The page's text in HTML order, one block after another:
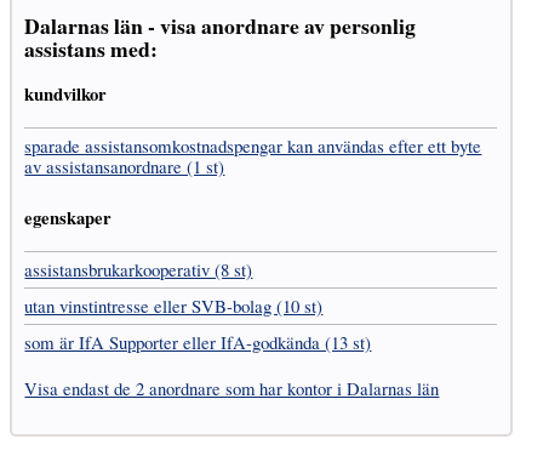
Dalarnas län - visa anordnare av personlig
assistans med:
kundvilkor
sparade assistans­omkostnads­pengar kan användas efter ett byte
av assistans­anordnare (1 st)
egenskaper
assistans­brukar­kooperativ (8 st)
utan vinst­intresse eller SVB-bolag (10 st)
som är IfA Supporter eller IfA-godkända (13 st)
Visa endast de 2 anordnare som har kontor i Dalarnas län